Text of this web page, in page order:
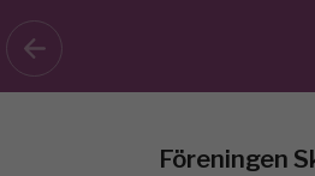
Föreningen